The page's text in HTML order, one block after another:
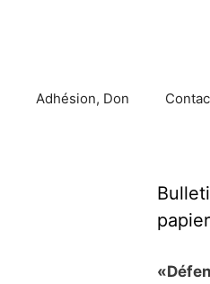
Adhésion, Don
papier